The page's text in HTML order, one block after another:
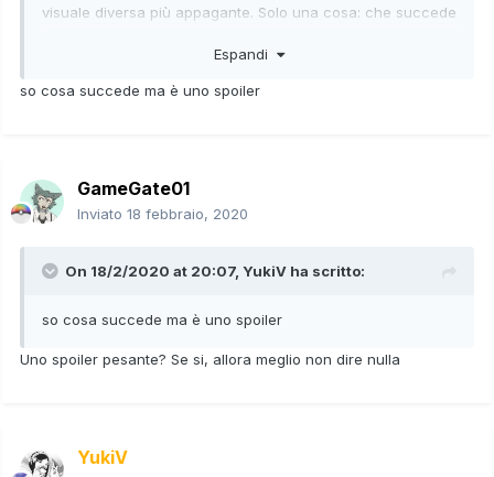
visuale diversa più appagante. Solo una cosa: che succede
contro qualcosa? (Se ci sono spoiler importanti mettetelo
Espandi
so cosa succede ma è uno spoiler
GameGate01
Inviato 18 febbraio, 2020
On 18/2/2020 at 20:07, YukiV ha scritto:
so cosa succede ma è uno spoiler
Uno spoiler pesante? Se si, allora meglio non dire nulla
YukiV